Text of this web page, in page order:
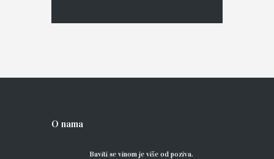
O nama
Baviti se vinom je više od poziva.